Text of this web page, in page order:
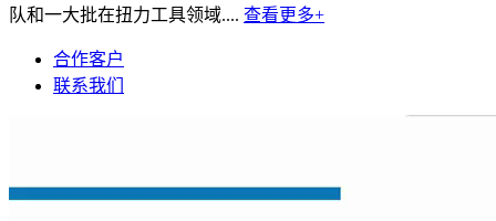
队和一大批在扭力工具领域.... 查看更多+
合作客户
联系我们